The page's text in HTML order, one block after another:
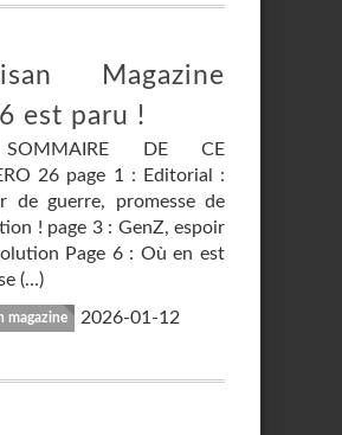
Magazine
est paru !
DE CE
26 page 1 : Editorial :
de guerre, promesse de
! page 3 : GenZ, espoir
Page 6 : Où en est
(…)
magazine 2026-01-12